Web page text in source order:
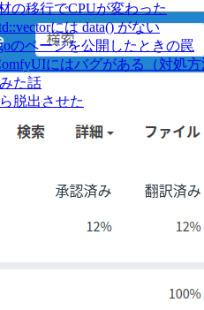
の移行でCPUが変わった
には data() がない
のページを公開したときの罠
にはバグがある（対処
た話
脱出させた